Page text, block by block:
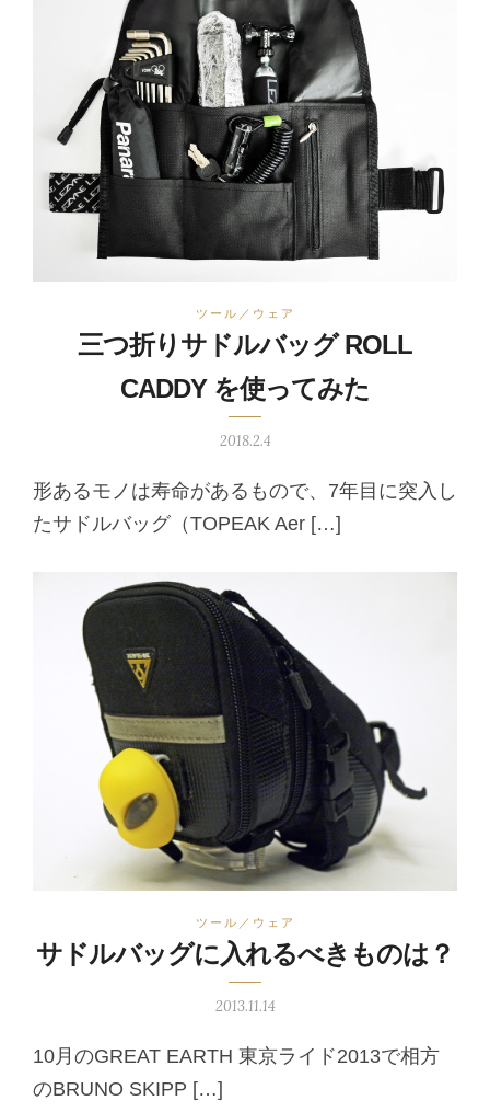
ツール／ウェア
三つ折りサドルバッグ ROLL
CADDY を使ってみた
2018.2.4
形あるモノは寿命があるもので、7年目に突入し
たサドルバッグ（TOPEAK Aer […]
ツール／ウェア
サドルバッグに入れるべきものは？
2013.11.14
10月のGREAT EARTH 東京ライド2013で相方
のBRUNO SKIPP […]